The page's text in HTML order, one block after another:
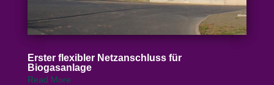
Erster flexibler Netz­an­schluss für
Biogasanlage
Read More